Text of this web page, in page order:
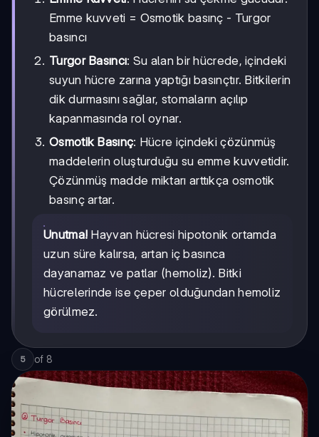
Emme kuvveti = Osmotik basınç - Turgor
basıncı
Turgor Basıncı: Su alan bir hücrede, içindeki
suyun hücre zarına yaptığı basınçtır. Bitkilerin
dik durmasını sağlar, stomaların açılıp
kapanmasında rol oynar.
Osmotik Basınç: Hücre içindeki çözünmüş
maddelerin oluşturduğu su emme kuvvetidir.
Çözünmüş madde miktarı arttıkça osmotik
basınç artar.
Unutma! Hayvan hücresi hipotonik ortamda
uzun süre kalırsa, artan iç basınca
dayanamaz ve patlar (hemoliz). Bitki
hücrelerinde ise çeper olduğundan hemoliz
görülmez.
5 of 8